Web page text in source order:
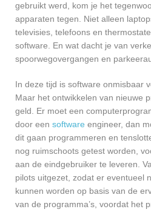
gebruikt werd, kom je het
apparaten tegen. Niet alleen
televisies, telefoons en
software. En wat dacht je van
spoorwegovergangen en
In deze tijd is software onmisbaar
Maar het ontwikkelen van nieuwe
geld. Er moet een
door een software engineer, dan
dit gaan programmeren en
nog ruimschoots getest worden,
aan de eindgebruiker te leveren.
pilots uitgezet, zodat er eventueel
kunnen worden op basis van de
van de programma’s, voordat het